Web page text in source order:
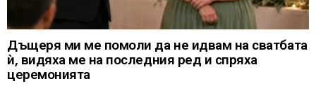
Дъщеря ми ме помоли да не идвам на сватбата
ѝ, видяха ме на последния ред и спряха
церемонията